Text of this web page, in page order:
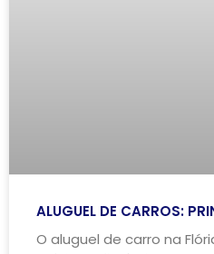
ALUGUEL DE CARROS:
O aluguel de carro na